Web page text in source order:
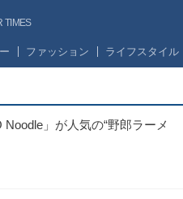
TIMES
ファッション ライフスタイル
」が人気の“野郎ラーメ